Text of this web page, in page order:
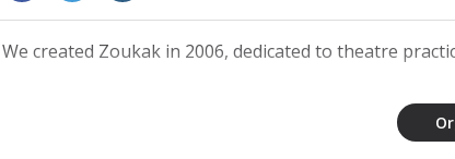
Saturday September 6, 2025
7:30 PM
We created Zoukak in 2006, dedicated to theatre